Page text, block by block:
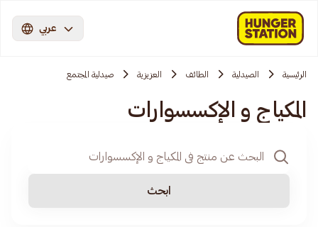
عربي
الرئيسية الصيدلية الطائف العزيزية صيدلية المجتمع
المكياج و الإكسسوارات
ابحث